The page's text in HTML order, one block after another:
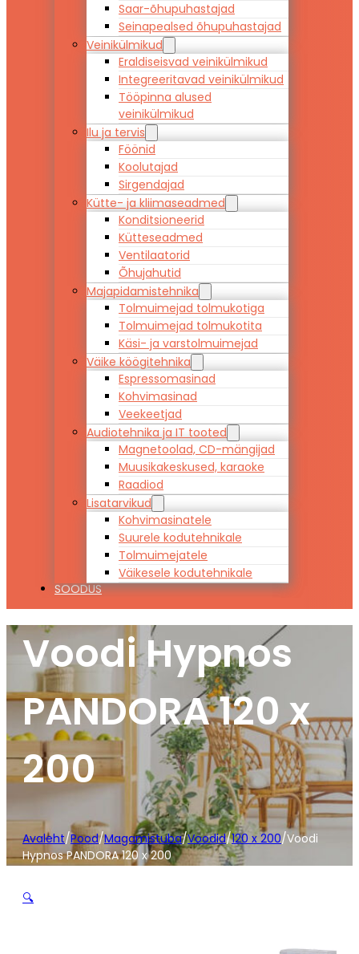
Saar-õhupuhastajad
Seinapealsed õhupuhastajad
Veinikülmikud
Eraldiseisvad veinikülmikud
Integreeritavad veinikülmikud
Tööpinna alused
veinikülmikud
Ilu ja tervis
Föönid
Koolutajad
Sirgendajad
Kütte- ja kliimaseadmed
Konditsioneerid
Kütteseadmed
Ventilaatorid
Õhujahutid
Majapidamistehnika
Tolmuimejad tolmukotiga
Tolmuimejad tolmukotita
Käsi- ja varstolmuimejad
Väike köögitehnika
Espressomasinad
Kohvimasinad
Veekeetjad
Audiotehnika ja IT tooted
Magnetoolad, CD-mängijad
Muusikakeskused, karaoke
Raadiod
Lisatarvikud
Kohvimasinatele
Suurele kodutehnikale
Tolmuimejatele
Väikesele kodutehnikale
SOODUS
Voodi Hypnos
PANDORA 120 x
200
Avaleht/Pood/Magamistuba/Voodid/120 x 200/Voodi
Hypnos PANDORA 120 x 200
🔍